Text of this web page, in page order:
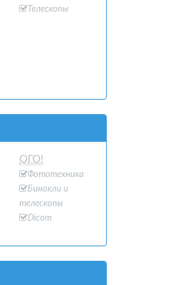
Телескопы
ОГО!
Фототехника
Бинокли и
телескопы
Dicom